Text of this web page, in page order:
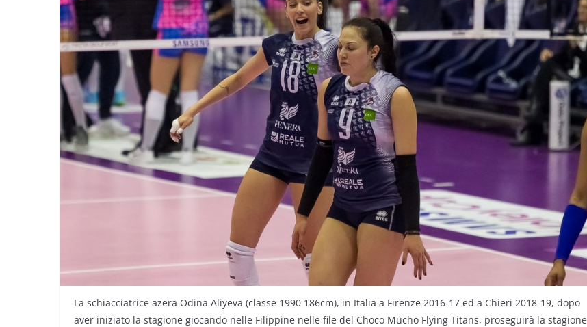
La schiacciatrice azera Odina Aliyeva (classe 1990 186cm), in Italia a Firenze 2016-17 ed a Chieri 2018-19, dopo
aver iniziato la stagione giocando nelle Filippine nelle file del Choco Mucho Flying Titans, proseguirà la stagione